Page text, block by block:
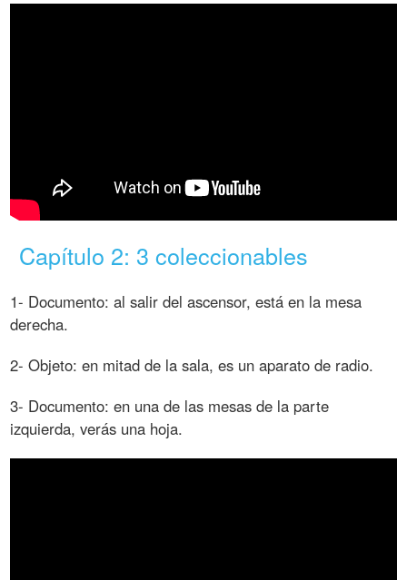
Capítulo 2: 3 coleccionables
1- Documento: al salir del ascensor, está en la mesa
derecha.
2- Objeto: en mitad de la sala, es un aparato de radio.
3- Documento: en una de las mesas de la parte
izquierda, verás una hoja.